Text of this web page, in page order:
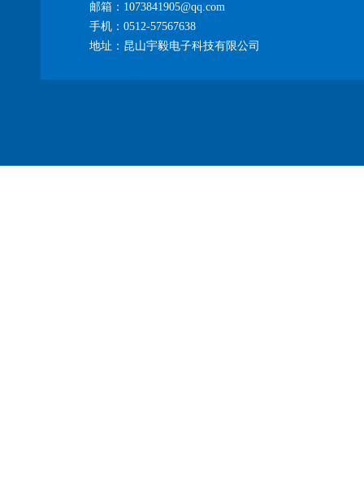
邮箱：1073841905@qq.com
手机：0512-57567638
地址：昆山宇毅电子科技有限公司